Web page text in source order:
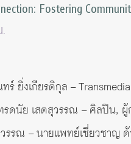
Fostering
.
ยิ่งเกียรติกุล –
ดนัย เสตสุวรรณ – ศิลปิน,
รรณ – นายแพทย์เชี่ยวชาญ